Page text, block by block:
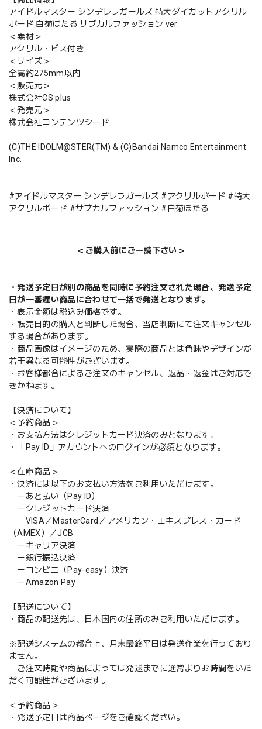
アイドルマスター シンデレラガールズ 特大ダイカットアクリル
ボード 白菊ほたる サブカルファッション ver.
＜素材＞
アクリル・ビス付き
＜サイズ＞
全高約275mm以内
＜販売元＞
株式会社CS plus
＜発売元＞
株式会社コンテンツシード
(C)THE IDOLM@STER(TM) & (C)Bandai Namco Entertainment
Inc.
#アイドルマスター シンデレラガールズ #アクリルボード #特大
アクリルボード #サブカルファッション #白菊ほたる
＜ご購入前にご一読下さい＞
・発送予定日が別の商品を同時に予約注文された場合、発送予定
日が一番遅い商品に合わせて一括で発送となります。
・表示金額は税込み価格です。
・転売目的の購入と判断した場合、当店判断にて注文キャンセル
する場合があります。
・商品画像はイメージのため、実際の商品とは色味やデザインが
若干異なる可能性がございます。
・お客様都合によるご注文のキャンセル、返品・返金はご対応で
きかねます。
【決済について】
＜予約商品＞
・お支払方法はクレジットカード決済のみとなります。
・「Pay ID」アカウントへのログインが必須となります。
＜在庫商品＞
・決済には以下のお支払い方法をご利用いただけます。
ーあと払い（Pay ID）
ークレジットカード決済
VISA／MasterCard／アメリカン・エキスプレス・カード
（AMEX）／JCB
ーキャリア決済
ー銀行振込決済
ーコンビニ（Pay-easy）決済
ーAmazon Pay
【配送について】
・商品の配送先は、日本国内の住所のみご利用いただけます。
※配送システムの都合上、月末最終平日は発送作業を行っており
ません。
ご注文時期や商品によっては発送までに通常よりお時間をいた
だく可能性がございます。
＜予約商品＞
・発送予定日は商品ページをご確認ください。